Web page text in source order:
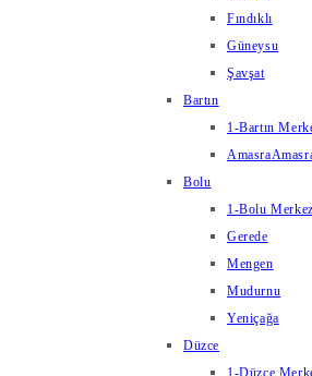
Fındıklı
Güneysu
Şavşat
Bartın
1-Bartın
Amasra
Bolu
1-Bolu Merkez
Gerede
Mengen
Mudurnu
Yeniçağa
Düzce
1-Düzce